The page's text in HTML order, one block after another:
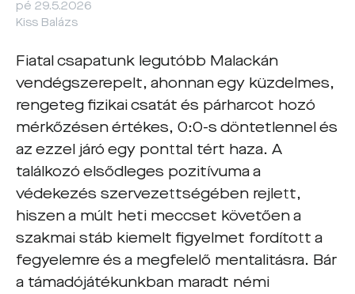
pé 29.5.2026
Kiss Balázs
Fiatal csapatunk legutóbb Malackán
vendégszerepelt, ahonnan egy küzdelmes,
rengeteg fizikai csatát és párharcot hozó
mérkőzésen értékes, 0:0-s döntetlennel és
az ezzel járó egy ponttal tért haza. A
találkozó elsődleges pozitívuma a
védekezés szervezettségében rejlett,
hiszen a múlt heti meccset követően a
szakmai stáb kiemelt figyelmet fordított a
fegyelemre és a megfelelő mentalitásra. Bár
a támadójátékunkban maradt némi